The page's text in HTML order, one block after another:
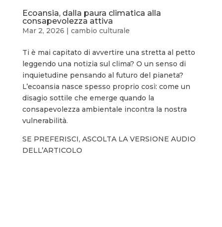
Ecoansia, dalla paura climatica alla
consapevolezza attiva
Mar 2, 2026 | cambio culturale
Ti è mai capitato di avvertire una stretta al petto
leggendo una notizia sul clima? O un senso di
inquietudine pensando al futuro del pianeta?
L’ecoansia nasce spesso proprio così: come un
disagio sottile che emerge quando la
consapevolezza ambientale incontra la nostra
vulnerabilità.
SE PREFERISCI, ASCOLTA LA VERSIONE AUDIO
DELL’ARTICOLO